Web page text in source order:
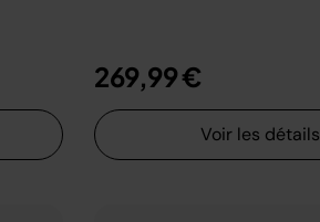
269,99 €
Voir les détails